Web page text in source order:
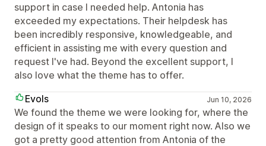
support in case I needed help. Antonia has
exceeded my expectations. Their helpdesk has
been incredibly responsive, knowledgeable, and
efficient in assisting me with every question and
request I've had. Beyond the excellent support, I
also love what the theme has to offer.
Evols
Jun 10, 2026
We found the theme we were looking for, where the
design of it speaks to our moment right now. Also we
got a pretty good attention from Antonia of the